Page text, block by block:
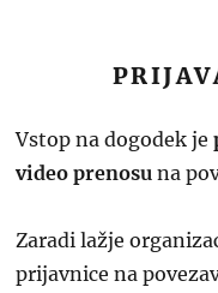
Vstop na dogodek je
video prenosu na
Zaradi lažje
prijavnice na